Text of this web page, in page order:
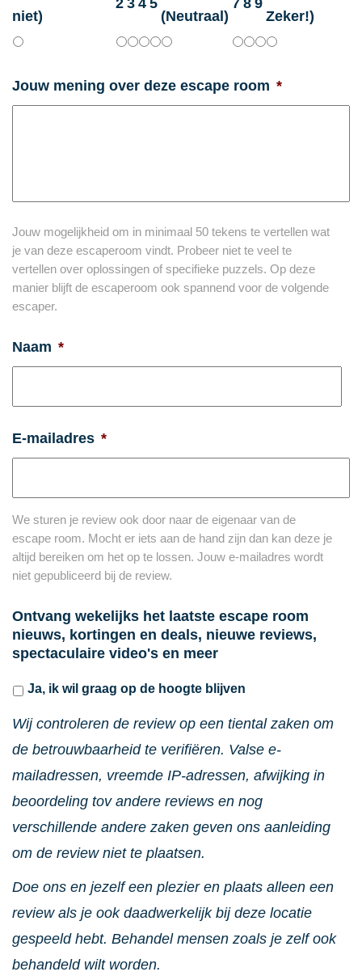
niet)
(Neutraal)
Zeker!)
Jouw mening over deze escape room *
Jouw mogelijkheid om in minimaal 50 tekens te vertellen wat
je van deze escaperoom vindt. Probeer niet te veel te
vertellen over oplossingen of specifieke puzzels. Op deze
manier blijft de escaperoom ook spannend voor de volgende
escaper.
Naam *
E-mailadres *
We sturen je review ook door naar de eigenaar van de
escape room. Mocht er iets aan de hand zijn dan kan deze je
altijd bereiken om het op te lossen. Jouw e-mailadres wordt
niet gepubliceerd bij de review.
Ontvang wekelijks het laatste escape room
nieuws, kortingen en deals, nieuwe reviews,
spectaculaire video's en meer
Ja, ik wil graag op de hoogte blijven
Wij controleren de review op een tiental zaken om
de betrouwbaarheid te verifiëren. Valse e-
mailadressen, vreemde IP-adressen, afwijking in
beoordeling tov andere reviews en nog
verschillende andere zaken geven ons aanleiding
om de review niet te plaatsen.
Doe ons en jezelf een plezier en plaats alleen een
review als je ook daadwerkelijk bij deze locatie
gespeeld hebt. Behandel mensen zoals je zelf ook
behandeld wilt worden.